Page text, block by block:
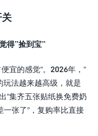
得”捡到宝”
宜的感觉”。2026年，”
玩法越来越高级，就是
”集齐五张贴纸换免费奶
一张了”，复购率比直接